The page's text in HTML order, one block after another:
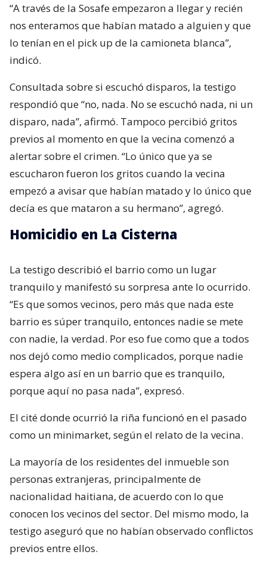
“A través de la Sosafe empezaron a llegar y recién
nos enteramos que habían matado a alguien y que
lo tenían en el pick up de la camioneta blanca”,
indicó.
Consultada sobre si escuchó disparos, la testigo
respondió que “no, nada. No se escuchó nada, ni un
disparo, nada”, afirmó. Tampoco percibió gritos
previos al momento en que la vecina comenzó a
alertar sobre el crimen. “Lo único que ya se
escucharon fueron los gritos cuando la vecina
empezó a avisar que habían matado y lo único que
decía es que mataron a su hermano”, agregó.
Homicidio en La Cisterna
La testigo describió el barrio como un lugar
tranquilo y manifestó su sorpresa ante lo ocurrido.
“Es que somos vecinos, pero más que nada este
barrio es súper tranquilo, entonces nadie se mete
con nadie, la verdad. Por eso fue como que a todos
nos dejó como medio complicados, porque nadie
espera algo así en un barrio que es tranquilo,
porque aquí no pasa nada”, expresó.
El cité donde ocurrió la riña funcionó en el pasado
como un minimarket, según el relato de la vecina.
La mayoría de los residentes del inmueble son
personas extranjeras, principalmente de
nacionalidad haitiana, de acuerdo con lo que
conocen los vecinos del sector. Del mismo modo, la
testigo aseguró que no habían observado conflictos
previos entre ellos.